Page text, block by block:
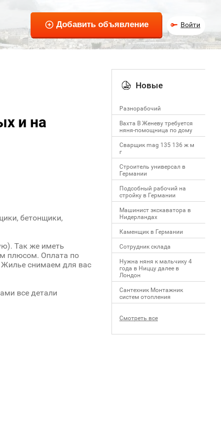
Войти
и на
бетонщики,
Так же иметь
плюсом. Оплата по
Жилье снимаем для вас
все детали
Новые
Разнорабочий
Вахта В Женеву требуется
няня-помощница по дому
Сварщик mag 135 136 ж м
г
Строитель универсал в
Германии
Подсобный рабочий на
стройку в Германии
Машинист экскаватора в
Нидерландах
Каменщик в Германии
Сотрудник склада
Нужна няня к мальчику 4
года в Ниццу далее в
Лондон
Сантехник Монтажник
систем отопления
Смотреть все